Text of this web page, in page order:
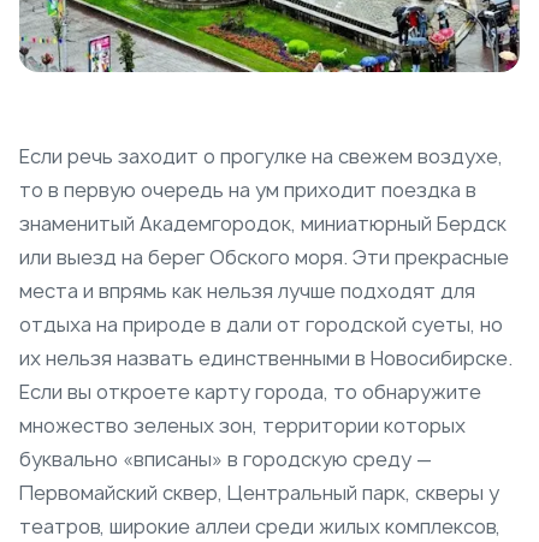
Если речь заходит о прогулке на свежем воздухе,
то в первую очередь на ум приходит поездка в
знаменитый Академгородок, миниатюрный Бердск
или выезд на берег Обского моря. Эти прекрасные
места и впрямь как нельзя лучше подходят для
отдыха на природе в дали от городской суеты, но
их нельзя назвать единственными в Новосибирске.
Если вы откроете карту города, то обнаружите
множество зеленых зон, территории которых
буквально «вписаны» в городскую среду —
Первомайский сквер, Центральный парк, скверы у
театров, широкие аллеи среди жилых комплексов,